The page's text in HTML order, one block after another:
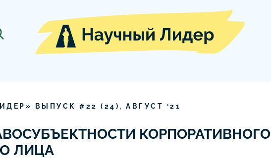
ВЫПУСК # 22 ( 24 ), АВГУСТ ‘21
КОРПОРАТИВНОГО
ЛИЦА